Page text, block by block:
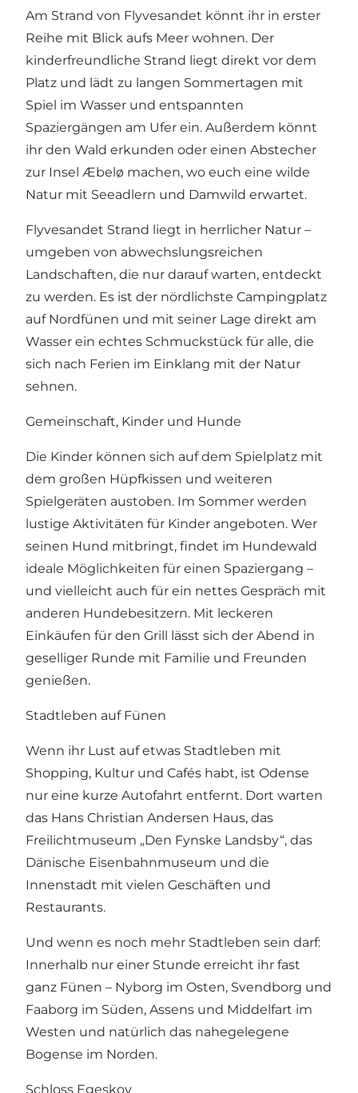
Am Strand von Flyvesandet könnt ihr in erster
Reihe mit Blick aufs Meer wohnen. Der
kinderfreundliche Strand liegt direkt vor dem
Platz und lädt zu langen Sommertagen mit
Spiel im Wasser und entspannten
Spaziergängen am Ufer ein. Außerdem könnt
ihr den Wald erkunden oder einen Abstecher
zur Insel Æbelø machen, wo euch eine wilde
Natur mit Seeadlern und Damwild erwartet.
Flyvesandet Strand liegt in herrlicher Natur –
umgeben von abwechslungsreichen
Landschaften, die nur darauf warten, entdeckt
zu werden. Es ist der nördlichste Campingplatz
auf Nordfünen und mit seiner Lage direkt am
Wasser ein echtes Schmuckstück für alle, die
sich nach Ferien im Einklang mit der Natur
sehnen.
Gemeinschaft, Kinder und Hunde
Die Kinder können sich auf dem Spielplatz mit
dem großen Hüpfkissen und weiteren
Spielgeräten austoben. Im Sommer werden
lustige Aktivitäten für Kinder angeboten. Wer
seinen Hund mitbringt, findet im Hundewald
ideale Möglichkeiten für einen Spaziergang –
und vielleicht auch für ein nettes Gespräch mit
anderen Hundebesitzern. Mit leckeren
Einkäufen für den Grill lässt sich der Abend in
geselliger Runde mit Familie und Freunden
genießen.
Stadtleben auf Fünen
Wenn ihr Lust auf etwas Stadtleben mit
Shopping, Kultur und Cafés habt, ist Odense
nur eine kurze Autofahrt entfernt. Dort warten
das Hans Christian Andersen Haus, das
Freilichtmuseum „Den Fynske Landsby“, das
Dänische Eisenbahnmuseum und die
Innenstadt mit vielen Geschäften und
Restaurants.
Und wenn es noch mehr Stadtleben sein darf:
Innerhalb nur einer Stunde erreicht ihr fast
ganz Fünen – Nyborg im Osten, Svendborg und
Faaborg im Süden, Assens und Middelfart im
Westen und natürlich das nahegelegene
Bogense im Norden.
Schloss Egeskov